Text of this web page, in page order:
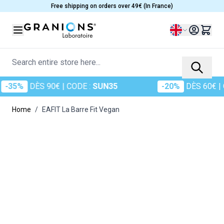
Skip to ContentFree shipping on orders over 49€ (In France)
Language
Search entire store here...
DÈS 90€ | CODE :SUN35 -20% DÈS 60€ |
Home / EAFIT La Barre Fit Vegan